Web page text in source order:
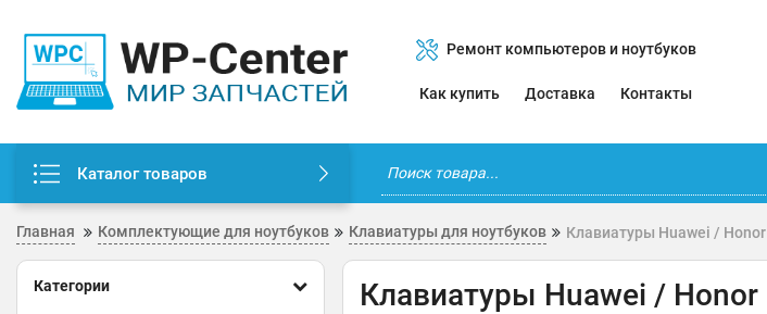
Ремонт компьютеров и ноутбуков
Как купить Доставка Контакты
Каталог товаров
Главная Комплектующие для ноутбуков Клавиатуры для ноутбуков Клавиатуры Huawei / Honor
Категории Клавиатуры Huawei / Honor